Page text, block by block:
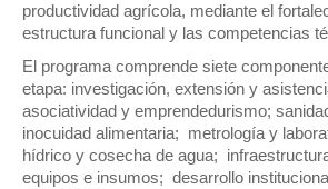
productividad agrícola, mediante el
estructura funcional y las competencias
El programa comprende siete
etapa: investigación, extensión y
asociatividad y emprendedurismo;
inocuidad alimentaria; metrología y
hídrico y cosecha de agua;
equipos e insumos; desarrollo